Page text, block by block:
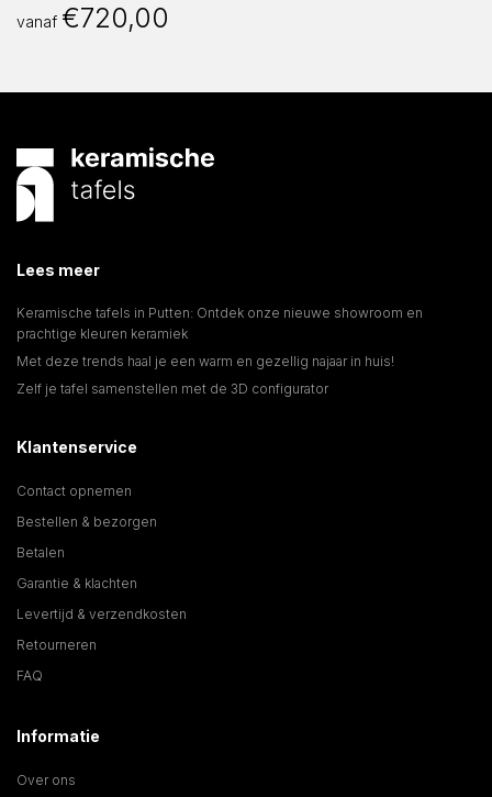
vanaf €720,00
Lees meer
Keramische tafels in Putten: Ontdek onze nieuwe showroom en
prachtige kleuren keramiek
Met deze trends haal je een warm en gezellig najaar in huis!
Zelf je tafel samenstellen met de 3D configurator
Klantenservice
Contact opnemen
Bestellen & bezorgen
Betalen
Garantie & klachten
Levertijd & verzendkosten
Retourneren
FAQ
Informatie
Over ons